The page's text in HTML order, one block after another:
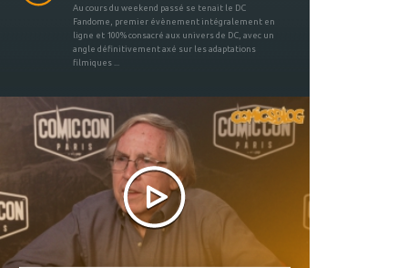
Au cours du weekend passé se tenait le DC
Fandome, premier évènement intégralement en
ligne et 100% consacré aux univers de DC, avec un
angle définitivement axé sur les adaptations
filmiques ...